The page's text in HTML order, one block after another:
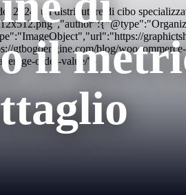
un distributore di cibo
blog/woocommerce-
order-value/"}
il